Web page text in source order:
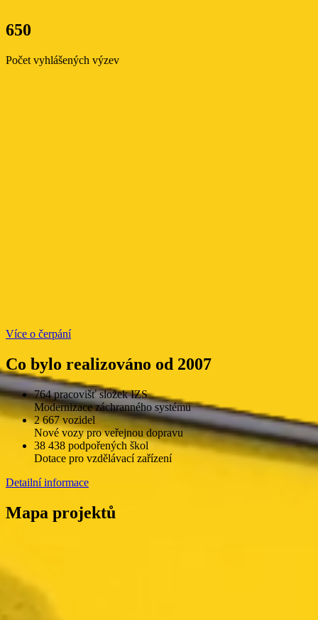
650
Počet vyhlášených výzev
Více o čerpání
Co bylo realizováno od 2007
764 pracovišť složek IZS
Modernizace záchranného systému
2 667 vozidel
Nové vozy pro veřejnou dopravu
38 438 podpořených škol
Dotace pro vzdělávací zařízení
Detailní informace
Mapa projektů